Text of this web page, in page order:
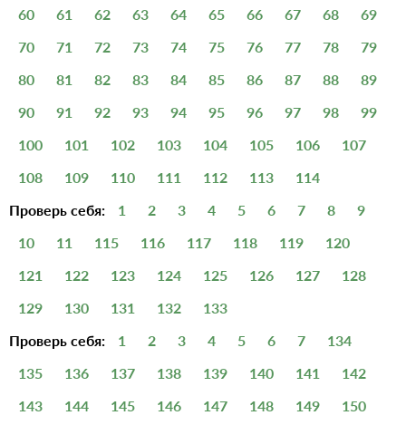
60
61 62 63 64 65 66 67 68
69
70
71 72 73 74 75 76 77 78
79
80
81 82 83 84 85 86 87 88
89
90
91 92 93 94 95 96 97 98
99
100
101 102 103 104 105 106
107
108
109 110 111 112 113
114
Проверь себя:
1 2 3 4 5 6 7 8
9
10
11 115 116 117 118 119
120
121
122 123 124 125 126 127
128
129
130 131 132
133
Проверь себя:
1 2 3 4 5 6 7
134
135
136 137 138 139 140 141
142
143
144 145 146 147 148 149
150